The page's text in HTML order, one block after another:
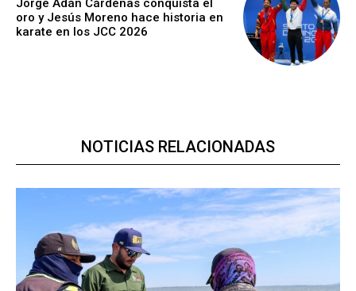
Jorge Adán Cárdenas conquista el
oro y Jesús Moreno hace historia en
karate en los JCC 2026
NOTICIAS RELACIONADAS